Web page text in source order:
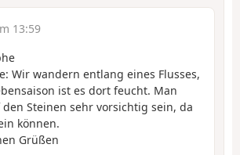
13:59
Wir wandern entlang eines Flusses,
ist es dort feucht. Man
den Steinen sehr vorsichtig sein, da
können.
Grüßen